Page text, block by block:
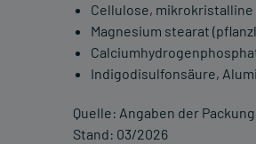
Cellulose, mikrokristalline
Magnesium stearat
Indigodisulfonsäure,
Quelle: Angaben der
Stand: 03/2026